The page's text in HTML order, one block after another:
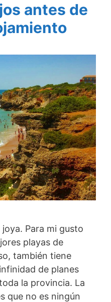
antes de
Para mi gusto
playas de
también tiene
de planes
la provincia. La
que no es ningún